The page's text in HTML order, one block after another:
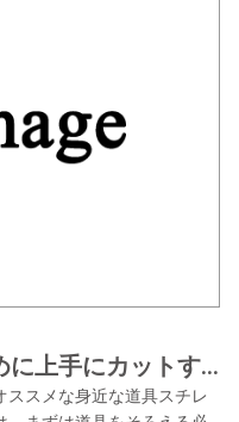
に上手にカットす...
ススメな身近な道具スチレ